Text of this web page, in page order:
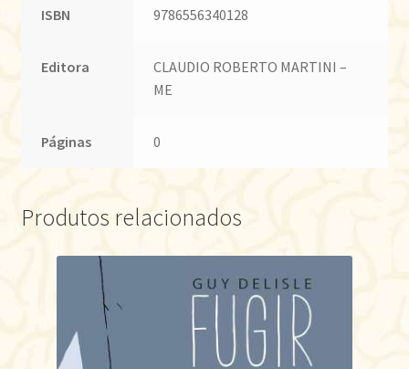
ISBN 9786556340128
Editora
CLAUDIO ROBERTO MARTINI –
ME
Páginas 0
Produtos relacionados